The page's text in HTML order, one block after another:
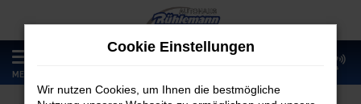
Zum
Hauptinhalt
springen
MENÜ
Cookie Einstellungen
Wir nutzen Cookies, um Ihnen die bestmögliche